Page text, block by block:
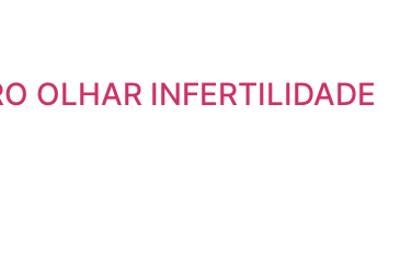
OLHAR INFERTILIDADE